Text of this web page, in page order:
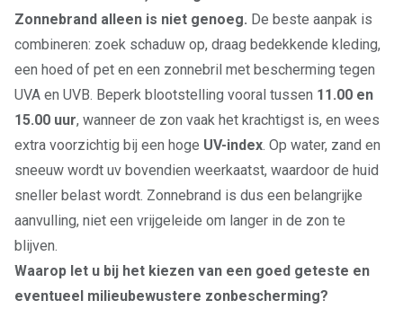
Zonnebrand alleen is niet genoeg. De beste aanpak is
combineren: zoek schaduw op, draag bedekkende kleding,
een hoed of pet en een zonnebril met bescherming tegen
UVA en UVB. Beperk blootstelling vooral tussen 11.00 en
15.00 uur, wanneer de zon vaak het krachtigst is, en wees
extra voorzichtig bij een hoge UV-index. Op water, zand en
sneeuw wordt uv bovendien weerkaatst, waardoor de huid
sneller belast wordt. Zonnebrand is dus een belangrijke
aanvulling, niet een vrijgeleide om langer in de zon te
blijven.
Waarop let u bij het kiezen van een goed geteste en
eventueel milieubewustere zonbescherming?